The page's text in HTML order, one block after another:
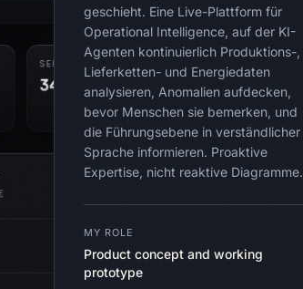
geschieht. Eine Live-Plattform für
Operational Intelligence, auf der KI-
Agenten kontinuierlich Produktions-,
Lieferketten- und Energiedaten
analysieren, Anomalien aufdecken,
bevor Menschen sie bemerken, und
die Führungsebene in verständlicher
Sprache informieren. Proaktive
Expertise, nicht reaktive Diagramme.
MY ROLE
Product concept and working
prototype